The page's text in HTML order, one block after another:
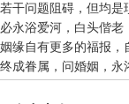
干问题阻碍，但均是
永浴爱河，白头偕老
缘自有更多的福报，
成眷属，问婚姻，永
默念，月下老人，